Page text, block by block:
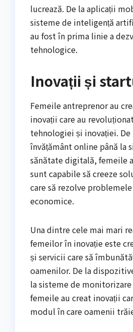
lucrează. De la aplicații
sisteme de inteligență
au fost în prima linie a
tehnologice.
Inovații și
Femeile antreprenor au
inovații care au
tehnologiei și inovației.
învățământ online până la
sănătate digitală, femeile
sunt capabile să creeze
care să rezolve
economice.
Una dintre cele mai mari
femeilor în inovație este
și servicii care să
oamenilor. De la
la sisteme de
femeile au creat inovații
modul în care oamenii